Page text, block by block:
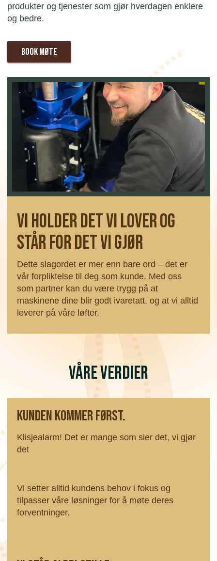
produkter og tjenester som gjør hverdagen enklere
og bedre.
Book møte
V i holder det vi lover og
står for det vi gjør
Dette slagordet er mer enn bare ord – det er
vår forpliktelse til deg som kunde. Med oss
som partner kan du være trygg på at
maskinene dine blir godt ivaretatt, og at vi alltid
leverer på våre løfter.
Våre v erdier
Kunden kom mer først.
Klisjealarm! Det er mange som sier det, vi gjør
det
Vi setter alltid kundens behov i fokus og
tilpasser våre løsninger for å møte deres
forventninger.